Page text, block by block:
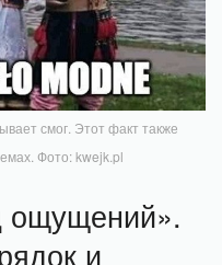
смог. Этот факт также
Фото: kwejk.pl
ощущений».
и